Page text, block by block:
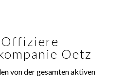
Oetz
von der gesamten aktiven